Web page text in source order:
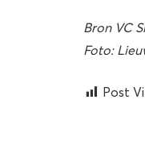
Bron VC
Foto:
Post